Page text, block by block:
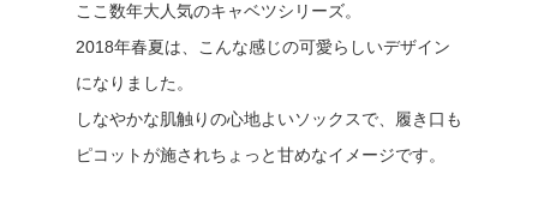
ここ数年大人気のキャベツシリーズ。
2018年春夏は、こんな感じの可愛らしいデザイン
になりました。
しなやかな肌触りの心地よいソックスで、履き口も
ピコットが施されちょっと甘めなイメージです。